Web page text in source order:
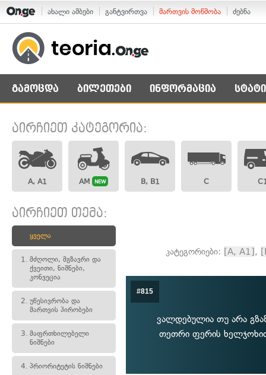
ახალი ამბები განტვირთვა მართვის მოწმობა ძებნა
გამოცდა ბილეთები ინფორმაცია
აირჩიეთ კატეგორია:
A, A1 AM NEW B, B1 C
აირჩიეთ თემა:
ყველა
1. მძღოლი, მგზავრი და
ქვეითი, ნიშნები,
კონვეცია
2. უწესივრობა და
მართვის პირობები
3. მაფრთხილებელი
ნიშნები
4. პრიორიტეტის ნიშნები
კატეგორიები: [A, A1],
#815
ვალდებულია თუ არა
თეთრი ფერის